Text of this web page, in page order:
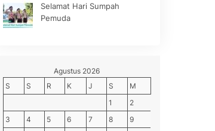
Selamat Hari Sumpah
Pemuda
Agustus 2026
S
S R K J S
M
1
2
3
4 5 6 7 8
9